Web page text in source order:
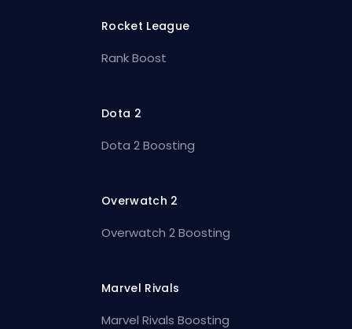
Rocket League
Rank Boost
Dota 2
Dota 2 Boosting
Overwatch 2
Overwatch 2 Boosting
Marvel Rivals
Marvel Rivals Boosting